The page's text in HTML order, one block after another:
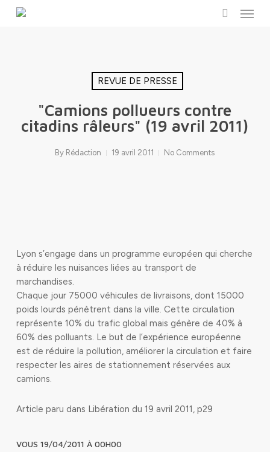
Menu
REVUE DE PRESSE
"Camions pollueurs contre
citadins râleurs" (19 avril 2011)
By Rédaction 19 avril 2011 No Comments
Lyon s’engage dans un programme européen qui cherche
à réduire les nuisances liées au transport de
marchandises.
Chaque jour 75000 véhicules de livraisons, dont 15000
poids lourds pénètrent dans la ville. Cette circulation
représente 10% du trafic global mais génère de 40% à
60% des polluants. Le but de l’expérience européenne
est de réduire la pollution, améliorer la circulation et faire
respecter les aires de stationnement réservées aux
camions.
Article paru dans Libération du 19 avril 2011, p29
VOUS 19/04/2011 À 00H00